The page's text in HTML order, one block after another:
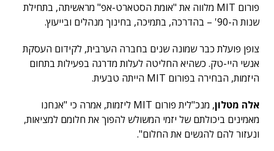
פורום MIT מלווה את "אומת הסטארט-אפ" מראשיתה, בתחילת
שנות ה-90' – בהדרכה, בתמיכה, בחינוך מנהלים ובייעוץ.
צופן פועלת כבר שמונה שנים בחברה הערבית, לקידום העסקת
אנשי היי-טק. כשהיא החליטה לעלות מדרגה בפעילות בתחום
היזמות, הבחירה בפורום MIT הייתה טבעית.
אלה מטלון
, מנכ"לית פורום MIT ליזמות, אמרה כי "אנחנו
מאמינים ביכולתם של יזמי המשולש להפוך את חלומם למציאות,
ונעזור להם להגשים את החלום".